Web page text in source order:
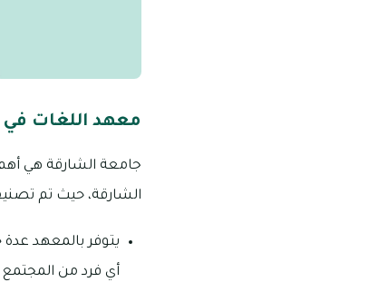
معهد اللغات في
جامعة الشارقة هي
الشارقة، حيث تم
يتوفر بالمعهد
أي فرد من المجتمع